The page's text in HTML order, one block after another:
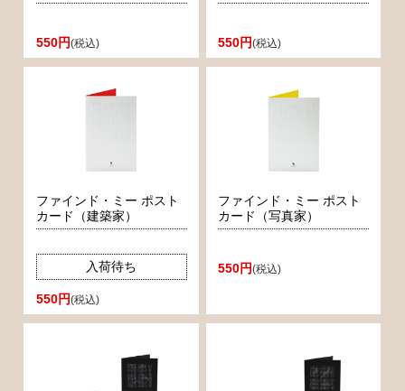
ェは、モダニズム（近代）建築の５原則を提唱した。 その名を
冠したサンクポワン（5points）は、「建築はアートと遊ぶ機
会」であると宣言する。その宣言は、モジュラー形式の積み木
や建設と再構築のボードゲームであり、建築士さながらのステ
よう。建築というアートがあなたの生活のあちこちに存在して
街や国のあり方を計画し、最後の仕事はそこに住む人の豊かな
教育である。それも遊びという文化の中で。
550円(税込) 550円(税込)
ファインド・ミー ポスト
カード（建築家）
入荷待ち
550円(税込)
ファインド・ミー ポスト
カード（写真家）
550円(税込)